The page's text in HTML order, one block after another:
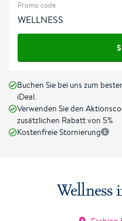
Promo code
Buchen Sie bei uns zum
iDeal.
Verwenden Sie den
zusätzlichen Rabatt von 5%
Kostenfreie Stornierung
Wellness